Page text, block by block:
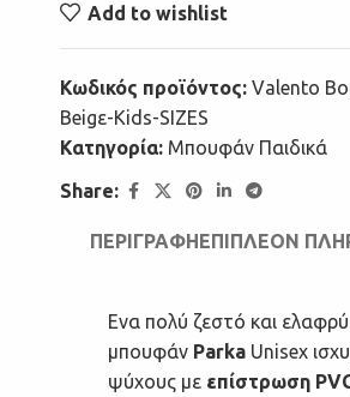
Add to wishlist
Κωδικός προϊόντος: Valento
Beigε-Kids-SIZES
Κατηγορία: Μπουφάν Παιδικά
Share:
ΠΕΡΙΓΡΑΦΉΕΠΙΠΛΈΟΝ
Ενα πολύ ζεστό και ελαφρύ
μπουφάν Parka Unisex
ψύχους με επίστρωση